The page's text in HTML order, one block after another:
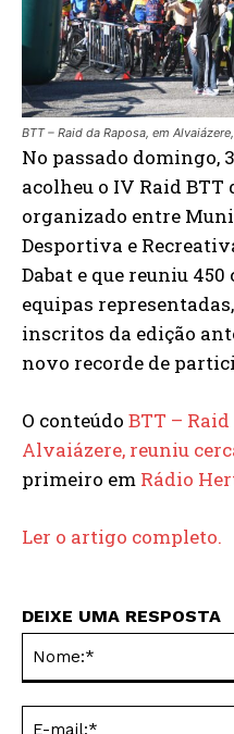
BTT – Raid da Raposa, em
No passado domingo,
acolheu o IV Raid BTT
organizado entre
Desportiva e
Dabat e que reuniu
equipas
inscritos da edição
novo recorde de
O conteúdo BTT – Raid
Alvaiázere, reuniu
primeiro em Rádio
Ler o artigo completo.
DEIXE UMA RESPOSTA